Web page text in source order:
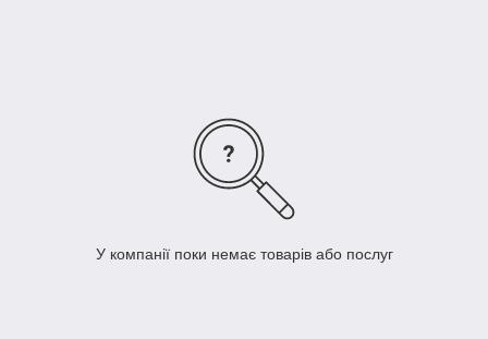
У компанії поки немає товарів або послуг